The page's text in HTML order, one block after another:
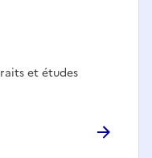
et études